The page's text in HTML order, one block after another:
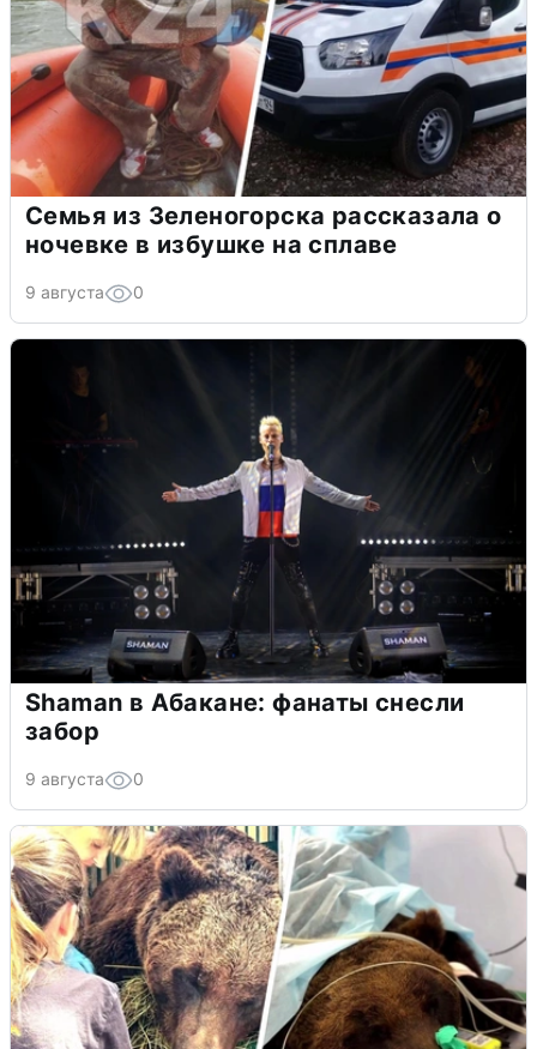
Семья из Зеленогорска рассказала о
ночевке в избушке на сплаве
9 августа 0
Shaman в Абакане: фанаты снесли
забор
9 августа 0